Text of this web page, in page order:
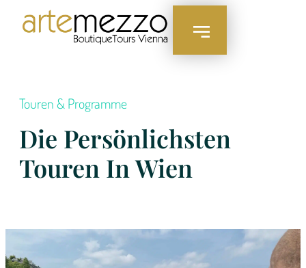
Touren & Programme
Die Persönlichsten
Touren In Wien